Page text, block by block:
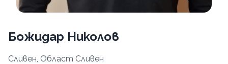
Божидар Николов
Сливен, Област Сливен